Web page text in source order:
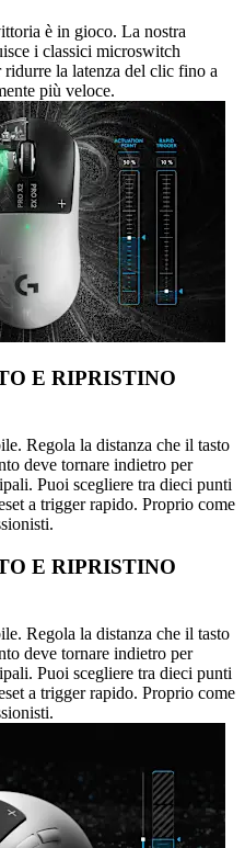
è in gioco. La nostra
i classici microswitch
la latenza del clic fino a
più veloce.
E RIPRISTINO
Regola la distanza che il tasto
deve tornare indietro per
Puoi scegliere tra dieci punti
a trigger rapido. Proprio come
E RIPRISTINO
Regola la distanza che il tasto
deve tornare indietro per
Puoi scegliere tra dieci punti
a trigger rapido. Proprio come